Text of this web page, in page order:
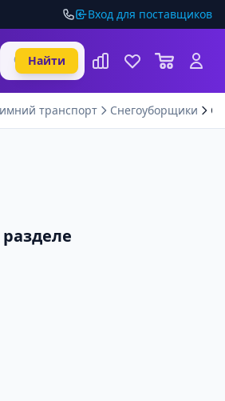
Вход для поставщиков
Найти
транспорт Снегоуборщики